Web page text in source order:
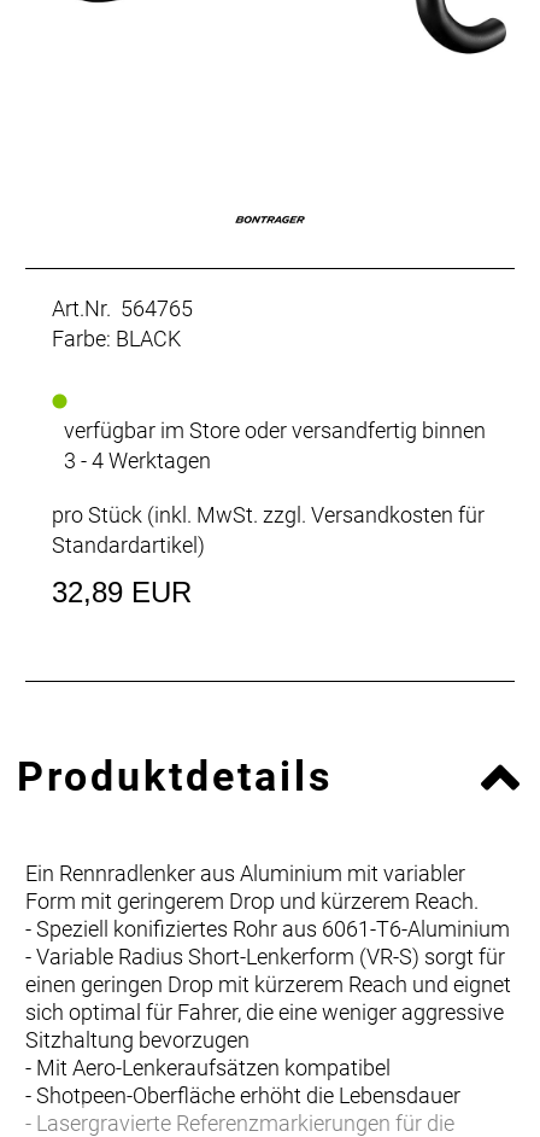
Art.Nr. 564765
Farbe: BLACK
verfügbar im Store oder versandfertig binnen
3 - 4 Werktagen
pro Stück (inkl. MwSt. zzgl. Versandkosten für
Standardartikel)
32,89 EUR
Produktdetails
Ein Rennradlenker aus Aluminium mit variabler
Form mit geringerem Drop und kürzerem Reach.
- Speziell konifiziertes Rohr aus 6061-T6-Aluminium
- Variable Radius Short-Lenkerform (VR-S) sorgt für
einen geringen Drop mit kürzerem Reach und eignet
sich optimal für Fahrer, die eine weniger aggressive
Sitzhaltung bevorzugen
- Mit Aero-Lenkeraufsätzen kompatibel
- Shotpeen-Oberfläche erhöht die Lebensdauer
- Lasergravierte Referenzmarkierungen für die